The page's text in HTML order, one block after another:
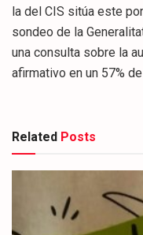
la del CIS sitúa este
sondeo de la
una consulta sobre la
afirmativo en un 57%
Related Posts